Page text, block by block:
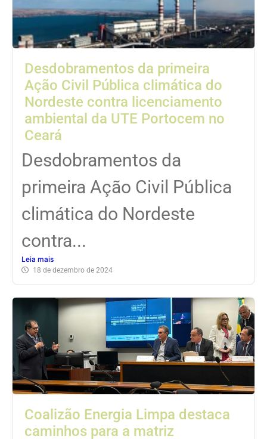
Desdobramentos da primeira
Ação Civil Pública climática do
Nordeste contra licenciamento
ambiental da UTE Portocem no
Ceará
Desdobramentos da
primeira Ação Civil Pública
climática do Nordeste
contra...
Leia mais
18 de dezembro de 2024
Coalizão Energia Limpa destaca
caminhos para a matriz